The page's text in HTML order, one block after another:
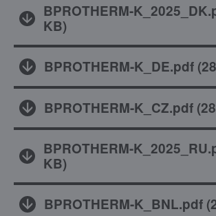
BPROTHERM-
KB)
BPROTHERM-K_DE.pdf (
BPROTHERM-K_CZ.pdf (
BPROTHERM-
KB)
BPROTHERM-K_BNL.pdf (